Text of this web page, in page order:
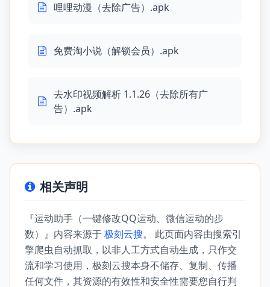
哩哩动漫（去除广告）.apk
免费淘小说（解锁会员）.apk
去水印视频解析 1.1.26（去除所有广
告）.apk
相关声明
『运动助手（一键修改QQ运动、微信运动的步
数）』内容来源于极刻云搜。 此页面内容由搜索引
擎爬虫自动抓取，以非人工方式自动生成，只作交
流和学习使用，极刻云搜本身不储存、复制、传播
任何文件，其资源的有效性和安全性需要您自行判